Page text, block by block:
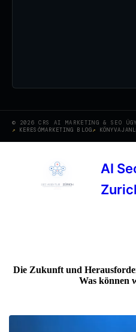
© 2026 CRS AI MARKETING & SEO
KERESŐMARKETING BLOG
AI
Die Zukunft und
Was können